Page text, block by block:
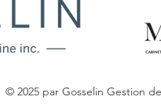
© 2025 par Gosselin Gestion